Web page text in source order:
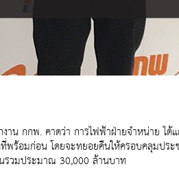
น กกพ. คาดว่า การไฟฟ้าฝ่ายจำหน่าย ไ
ร้อมก่อน โดยจะทยอยคืนให้ครอบคลุมปร
รวมประมาณ 30,000 ล้านบาท